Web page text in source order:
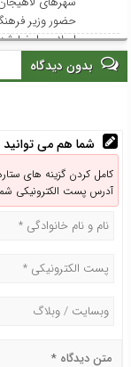
حضور وزیر
اسلامی امضا شد
بدون دیدگاه
شما هم می توانید
کامل کردن گزینه های
آدرس پست الکترونیکی